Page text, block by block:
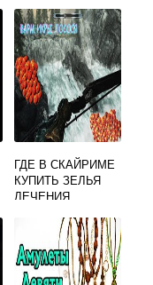
ГДЕ В СКАЙРИМЕ
КУПИТЬ ЗЕЛЬЯ
ЛЕЧЕНИЯ